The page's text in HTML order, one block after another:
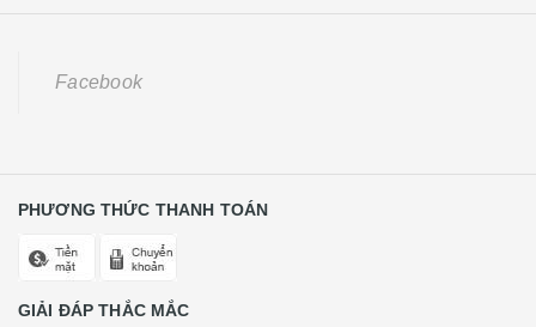
Facebook
PHƯƠNG THỨC THANH TOÁN
GIẢI ĐÁP THẮC MẮC